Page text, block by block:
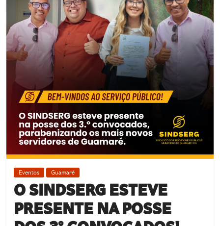
Eventos Guamaré
O SINDSERG ESTEVE
PRESENTE NA POSSE